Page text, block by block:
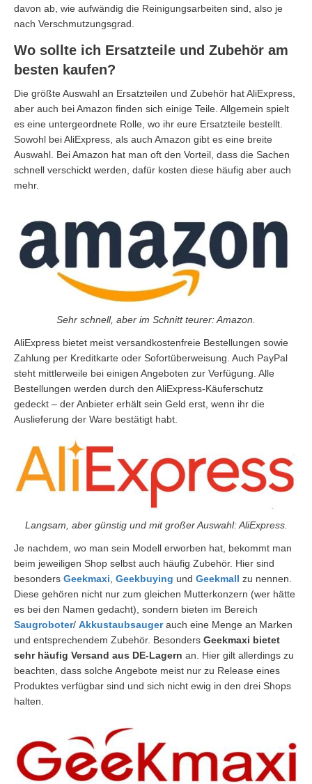
davon ab, wie aufwändig die Reinigungsarbeiten sind, also je
nach Verschmutzungsgrad.
Wo sollte ich Ersatzteile und Zubehör am
besten kaufen?
Die größte Auswahl an Ersatzteilen und Zubehör hat AliExpress,
aber auch bei Amazon finden sich einige Teile. Allgemein spielt
es eine untergeordnete Rolle, wo ihr eure Ersatzteile bestellt.
Sowohl bei AliExpress, als auch Amazon gibt es eine breite
Auswahl. Bei Amazon hat man oft den Vorteil, dass die Sachen
schnell verschickt werden, dafür kosten diese häufig aber auch
mehr.
Sehr schnell, aber im Schnitt teurer: Amazon.
AliExpress bietet meist versandkostenfreie Bestellungen sowie
Zahlung per Kreditkarte oder Sofortüberweisung. Auch PayPal
steht mittlerweile bei einigen Angeboten zur Verfügung. Alle
Bestellungen werden durch den AliExpress-Käuferschutz
gedeckt – der Anbieter erhält sein Geld erst, wenn ihr die
Auslieferung der Ware bestätigt habt.
Langsam, aber günstig und mit großer Auswahl: AliExpress.
Je nachdem, wo man sein Modell erworben hat, bekommt man
beim jeweiligen Shop selbst auch häufig Zubehör. Hier sind
besonders Geekmaxi, Geekbuying und Geekmall zu nennen.
Diese gehören nicht nur zum gleichen Mutterkonzern (wer hätte
es bei den Namen gedacht), sondern bieten im Bereich
Saugroboter/ Akkustaubsaugerauch eine Menge an Marken
und entsprechendem Zubehör. Besonders Geekmaxi bietet
sehr häufig Versand aus DE-Lagern an. Hier gilt allerdings zu
beachten, dass solche Angebote meist nur zu Release eines
Produktes verfügbar sind und sich nicht ewig in den drei Shops
halten.